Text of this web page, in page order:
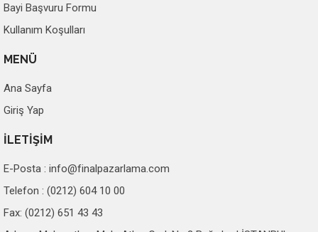
Bayi Başvuru Formu
Kullanım Koşulları
MENÜ
Ana Sayfa
Giriş Yap
İLETİŞİM
E-Posta : info@finalpazarlama.com
Telefon : (0212) 604 10 00
Fax: (0212) 651 43 43